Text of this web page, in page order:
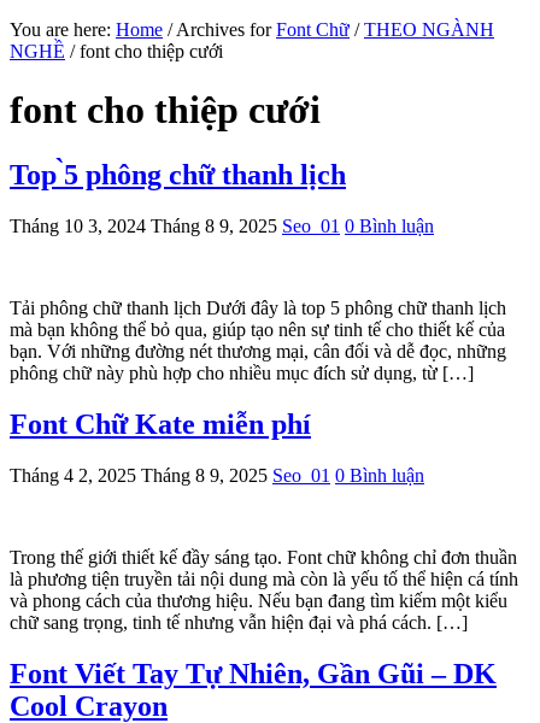
You are here: Home /Archives forFont Chữ / THEO NGÀNH
NGHỀ /font cho thiệp cưới
font cho thiệp cưới
Top ̀5 phông chữ thanh lịch
Tháng 10 3, 2024 Tháng 8 9, 2025 Seo_01 0 Bình luận
Tải phông chữ thanh lịch Dưới đây là top 5 phông chữ thanh lịch
mà bạn không thể bỏ qua, giúp tạo nên sự tinh tế cho thiết kế của
bạn. Với những đường nét thương mại, cân đối và dễ đọc, những
phông chữ này phù hợp cho nhiều mục đích sử dụng, từ […]
Font Chữ Kate miễn phí
Tháng 4 2, 2025 Tháng 8 9, 2025 Seo_01 0 Bình luận
Trong thế giới thiết kế đầy sáng tạo. Font chữ không chỉ đơn thuần
là phương tiện truyền tải nội dung mà còn là yếu tố thể hiện cá tính
và phong cách của thương hiệu. Nếu bạn đang tìm kiếm một kiểu
chữ sang trọng, tinh tế nhưng vẫn hiện đại và phá cách. […]
Font Viết Tay Tự Nhiên, Gần Gũi – DK
Cool Crayon